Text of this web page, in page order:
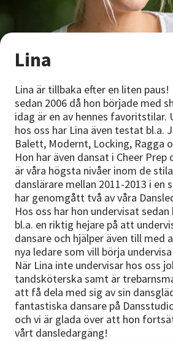
Nyheter
Avdelningar
Lyssna
Lina
Lina är tillbaka efter en liten
sedan 2006 då hon började med
idag är en av hennes favoritstilar.
hos oss har Lina även testat bl.a.
Balett, Modernt, Locking, Ragga
Hon har även dansat i Cheer Prep
är våra högsta nivåer inom de
danslärare mellan 2011-2013 i en
har genomgått två av våra
Hos oss har hon undervisat
bl.a. en riktig hejare på att
dansare och hjälper även till med
nya ledare som vill börja
När Lina inte undervisar hos oss
tandsköterska samt är
att få dela med sig av sin
fantastiska dansare på
och vi är glada över att hon
vårt dansledargäng!